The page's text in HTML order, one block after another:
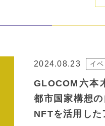
2024.08.23 イ
GLOCOM六本
都市国家構想
NFTを活用した